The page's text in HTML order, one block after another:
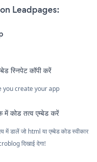
Leadpages:
स्निपेट कॉपी करें
you create your app
कोड तत्व एम्बेड करें
डालें जो html या एम्बेड कोड स्वीकार
दिखाई देगा!